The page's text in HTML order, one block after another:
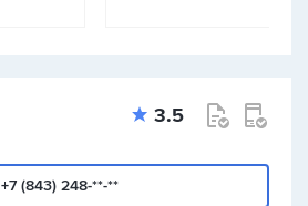
3.5
+7 (843) 248-**-**